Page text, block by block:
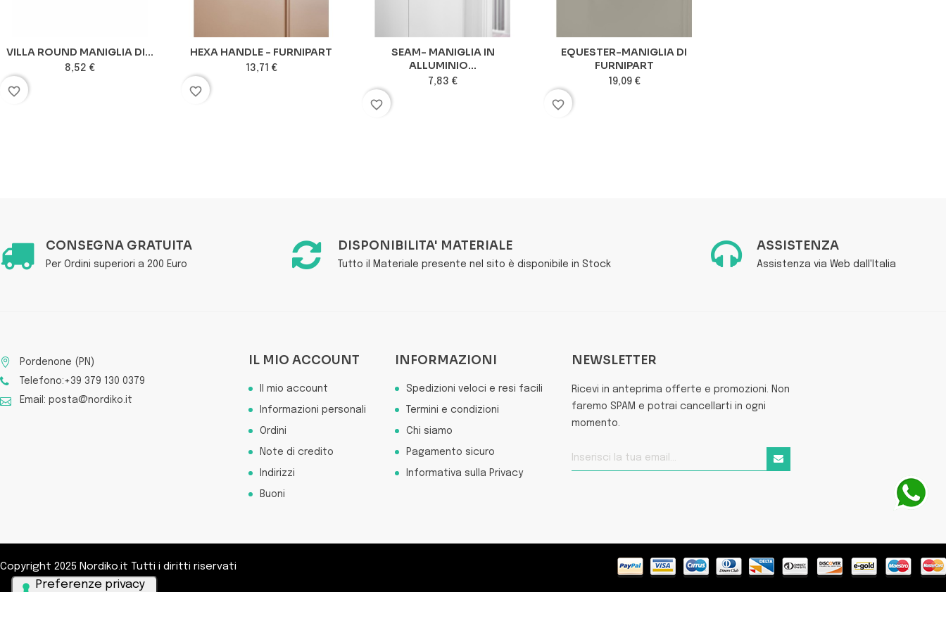
VILLA ROUND MANIGLIA DI...
8,52 €
favorite_border
HEXA HANDLE - FURNIPART
13,71 €
favorite_border
SEAM- MANIGLIA IN
ALLUMINIO...
7,83 €
favorite_border
EQUESTER-MANIGLIA DI
FURNIPART
19,09 €
favorite_border
CONSEGNA GRATUITA
Per Ordini superiori a 200 Euro
DISPONIBILITA' MATERIALE
Tutto il Materiale presente nel sito è disponibile in Stock
ASSISTENZA
Assistenza via Web dall'Italia
Pordenone (PN)
Telefono:+39 379 130 0379
Email: posta@nordiko.it
IL MIO ACCOUNT
Il mio account
Informazioni personali
Ordini
Note di credito
Indirizzi
Buoni
INFORMAZIONI
Spedizioni veloci e resi facili
Termini e condizioni
Chi siamo
Pagamento sicuro
Informativa sulla Privacy
NEWSLETTER
Ricevi in anteprima offerte e promozioni. Non
faremo SPAM e potrai cancellarti in ogni
momento.
Copyright 2025 Nordiko.it Tutti i diritti riservati